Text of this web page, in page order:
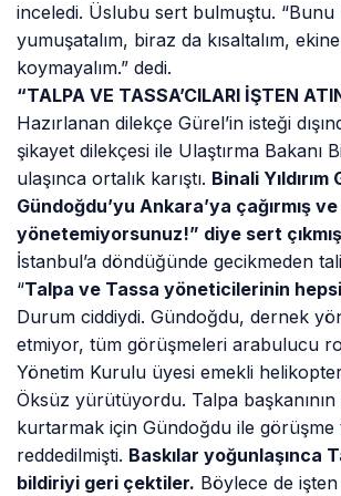
inceledi. Üslubu sert bulmuştu. “Bunu
yumuşatalım, biraz da kısaltalım,
koymayalım.” dedi.
“TALPA VE TASSA’CILARI İŞTEN
Hazırlanan dilekçe Gürel’in isteği
şikayet dilekçesi ile Ulaştırma Bakanı
ulaşınca ortalık karıştı. Binali
Gündoğdu’yu Ankara’ya çağırmış
yönetemiyorsunuz!” diye sert
İstanbul’a döndüğünde gecikmeden
“Talpa ve Tassa yöneticilerinin
Durum ciddiydi. Gündoğdu, dernek
etmiyor, tüm görüşmeleri arabulucu
Yönetim Kurulu üyesi emekli
Öksüz yürütüyordu. Talpa
kurtarmak için Gündoğdu ile görüşme
reddedilmişti. Baskılar yoğunlaşınca
bildiriyi geri çektiler. Böylece de işten